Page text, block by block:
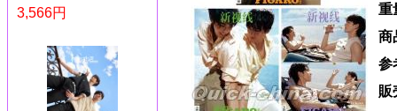
3,566円
重
商
参
販